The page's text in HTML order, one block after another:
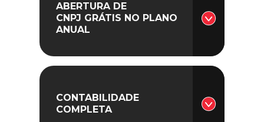
ABERTURA DE
CNPJ GRÁTIS NO PLANO
ANUAL
CONTABILIDADE
COMPLETA